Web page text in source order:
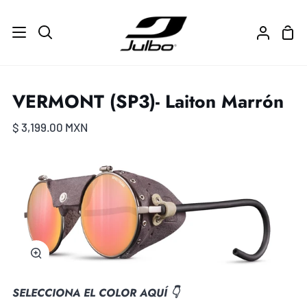
directamente
Buscar
Mi
VERMONT (SP3)- Laiton Marrón
$ 3,199.00 MXN
SELECCIONA EL COLOR AQUÍ 👇